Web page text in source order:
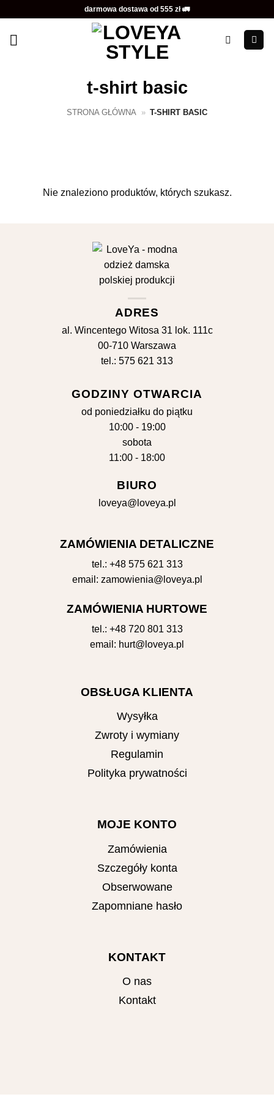
zawartości
darmowa dostawa od 555 zł 🚛
t-shirt basic
STRONA GŁÓWNA » T-SHIRT BASIC
Nie znaleziono produktów, których szukasz.
ADRES
al. Wincentego Witosa 31 lok. 111c
00-710 Warszawa
tel.: 575 621 313
GODZINY OTWARCIA
od poniedziałku do piątku
10:00 - 19:00
sobota
11:00 - 18:00
BIURO
loveya@loveya.pl
ZAMÓWIENIA DETALICZNE
tel.: +48 575 621 313
email: zamowienia@loveya.pl
ZAMÓWIENIA HURTOWE
tel.: +48 720 801 313
email: hurt@loveya.pl
OBSŁUGA KLIENTA
Wysyłka
Zwroty i wymiany
Regulamin
Polityka prywatności
MOJE KONTO
Zamówienia
Szczegóły konta
Obserwowane
Zapomniane hasło
KONTAKT
O nas
Kontakt